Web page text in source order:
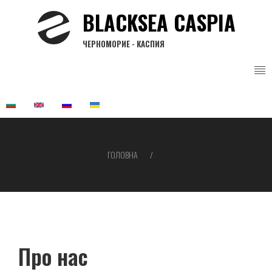
BLACKSEA CASPIA
ЧЕРНОМОРИЕ - КАСПИЯ
навіґації
ГОЛОВНА
Про нас